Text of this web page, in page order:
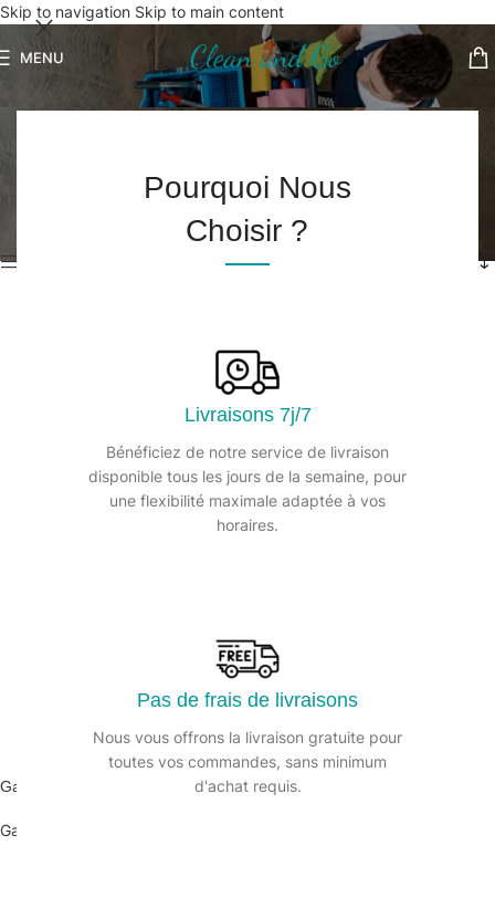
Pourquoi Nous
Choisir ?
Livraisons 7j/7
Bénéficiez de notre service de livraison
disponible tous les jours de la semaine, pour
une flexibilité maximale adaptée à vos
horaires.
Pas de frais de livraisons
Nous vous offrons la livraison gratuite pour
toutes vos commandes, sans minimum
d'achat requis.
Skip to navigation Skip to main content
MENU
Gant travaux précision noir ULTRANE 548 (7 à 10)-1 paire
Gant de protection